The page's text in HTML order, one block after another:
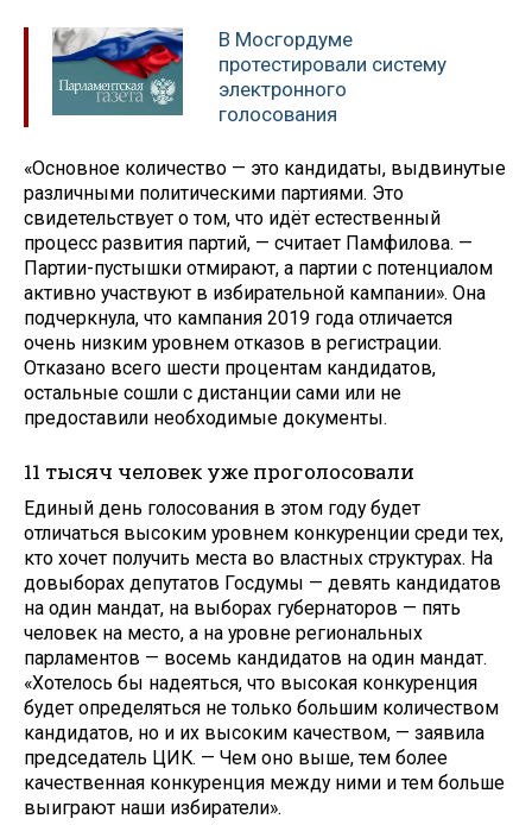
В Мосгордуме
протестировали систему
электронного
голосования
«Основное количество — это кандидаты, выдвинутые
различными политическими партиями. Это
свидетельствует о том, что идёт естественный
процесс развития партий, — считает Памфилова. —
Партии-пустышки отмирают, а партии с потенциалом
активно участвуют в избирательной кампании». Она
подчеркнула, что кампания 2019 года отличается
очень низким уровнем отказов в регистрации.
Отказано всего шести процентам кандидатов,
остальные сошли с дистанции сами или не
предоставили необходимые документы.
11 тысяч человек уже проголосовали
Единый день голосования в этом году будет
отличаться высоким уровнем конкуренции среди тех,
кто хочет получить места во властных структурах. На
довыборах депутатов Госдумы — девять кандидатов
на один мандат, на выборах губернаторов — пять
человек на место, а на уровне региональных
парламентов — восемь кандидатов на один мандат.
«Хотелось бы надеяться, что высокая конкуренция
будет определяться не только большим количеством
кандидатов, но и их высоким качеством, — заявила
председатель ЦИК. — Чем оно выше, тем более
качественная конкуренция между ними и тем больше
выиграют наши избиратели».